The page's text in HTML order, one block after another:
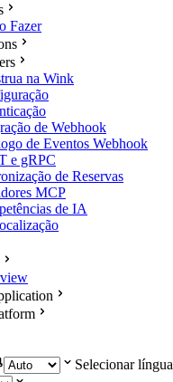
Fazer
na Wink
de Webhook
de Eventos Webhook
e gRPC
de Reservas
MCP
de IA
Selecionar língua